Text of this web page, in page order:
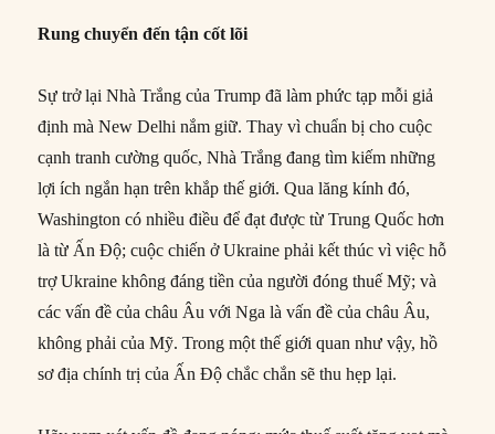
Rung chuyển đến tận cốt lõi
Sự trở lại Nhà Trắng của Trump đã làm phức tạp mỗi giả
định mà New Delhi nắm giữ. Thay vì chuẩn bị cho cuộc
cạnh tranh cường quốc, Nhà Trắng đang tìm kiếm những
lợi ích ngắn hạn trên khắp thế giới. Qua lăng kính đó,
Washington có nhiều điều để đạt được từ Trung Quốc hơn
là từ Ấn Độ; cuộc chiến ở Ukraine phải kết thúc vì việc hỗ
trợ Ukraine không đáng tiền của người đóng thuế Mỹ; và
các vấn đề của châu Âu với Nga là vấn đề của châu Âu,
không phải của Mỹ. Trong một thế giới quan như vậy, hồ
sơ địa chính trị của Ấn Độ chắc chắn sẽ thu hẹp lại.